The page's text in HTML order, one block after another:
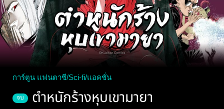
การ์ตูน แฟนตาซี/Sci-fi/แอคชั่น
จบ ตำหนักร้างหุบเขามายา